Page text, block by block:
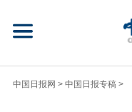
中国日报网 > 中国日报专稿 >